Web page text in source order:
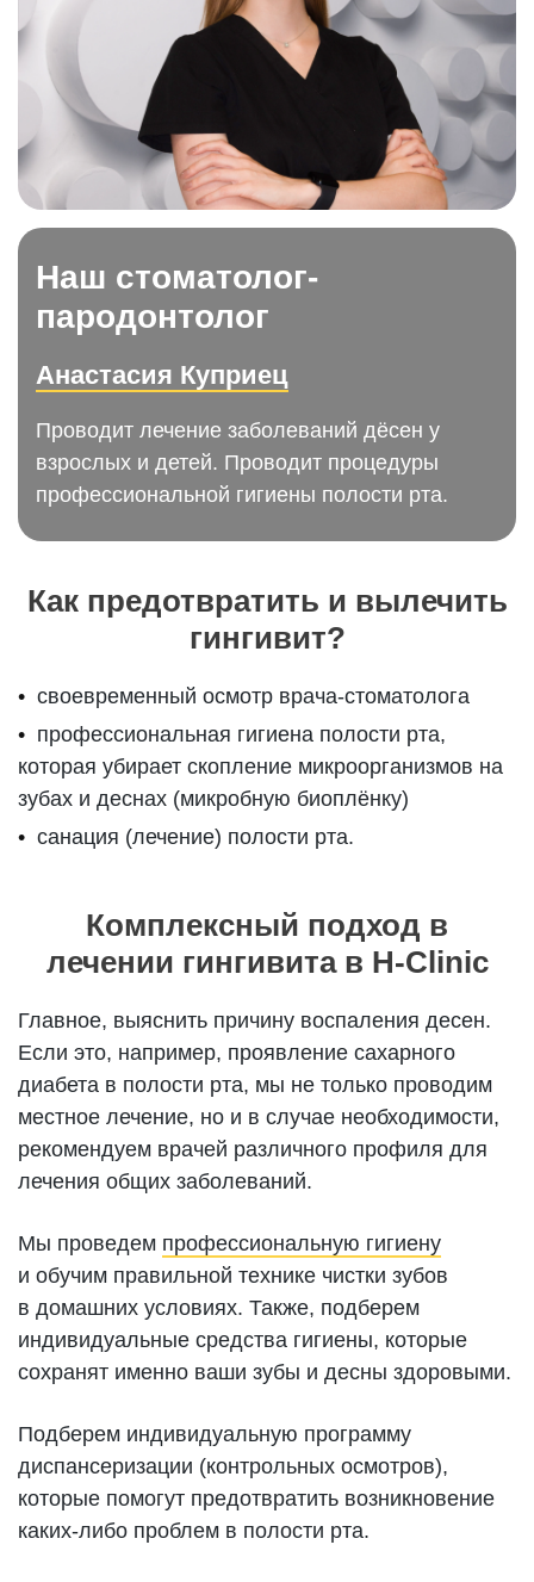
Наш стоматолог-
пародонтолог
Анастасия Куприец
Проводит лечение заболеваний дёсен у
взрослых и детей. Проводит процедуры
профессиональной гигиены полости рта.
Как предотвратить и вылечить
гингивит?
своевременный осмотр врача-стоматолога
профессиональная гигиена полости рта,
которая убирает скопление микроорганизмов на
зубах и деснах (микробную биоплёнку)
санация (лечение) полости рта.
Комплексный подход в
лечении гингивита в H-Clinic
Главное, выяснить причину воспаления десен.
Если это, например, проявление сахарного
диабета в полости рта, мы не только проводим
местное лечение, но и в случае необходимости,
рекомендуем врачей различного профиля для
лечения общих заболеваний.
Мы проведем профессиональную гигиену
и обучим правильной технике чистки зубов
в домашних условиях. Также, подберем
индивидуальные средства гигиены, которые
сохранят именно ваши зубы и десны здоровыми.
Подберем индивидуальную программу
диспансеризации (контрольных осмотров),
которые помогут предотвратить возникновение
каких-либо проблем в полости рта.